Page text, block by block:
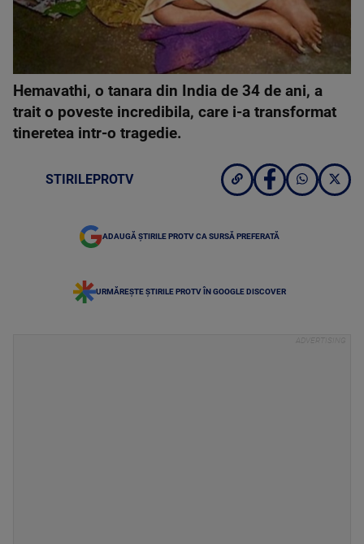
Hemavathi, o tanara din India de 34 de ani, a
trait o poveste incredibila, care i-a transformat
tineretea intr-o tragedie.
STIRILEPROTV
ADAUGĂ ȘTIRILE PROTV CA SURSĂ PREFERATĂ
URMĂREȘTE ȘTIRILE PROTV ÎN GOOGLE DISCOVER